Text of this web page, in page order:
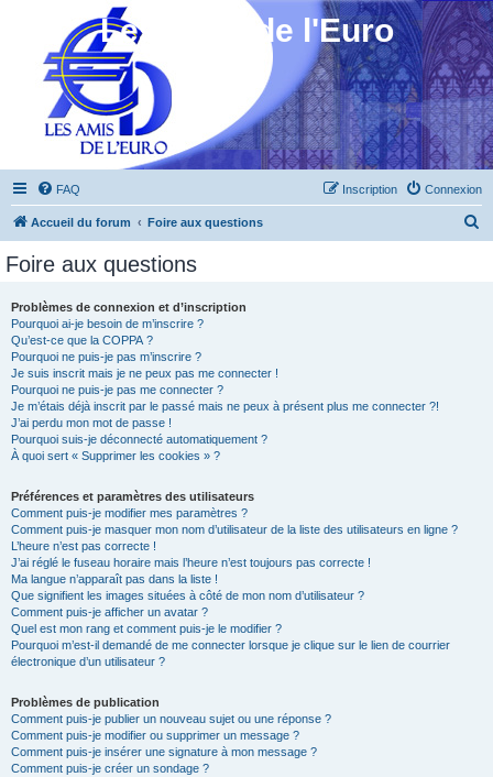
Les Amis de l'Euro
FAQ Connexion
Inscription
Accueil du forum Foire aux questions
Foire aux questions
Problèmes de connexion et d’inscription
Pourquoi ai-je besoin de m’inscrire ?
Qu’est-ce que la COPPA ?
Pourquoi ne puis-je pas m’inscrire ?
Je suis inscrit mais je ne peux pas me connecter !
Pourquoi ne puis-je pas me connecter ?
Je m’étais déjà inscrit par le passé mais ne peux à présent plus me connecter ?!
J’ai perdu mon mot de passe !
Pourquoi suis-je déconnecté automatiquement ?
À quoi sert « Supprimer les cookies » ?
Préférences et paramètres des utilisateurs
Comment puis-je modifier mes paramètres ?
Comment puis-je masquer mon nom d’utilisateur de la liste des utilisateurs en ligne ?
L’heure n’est pas correcte !
J’ai réglé le fuseau horaire mais l’heure n’est toujours pas correcte !
Ma langue n’apparaît pas dans la liste !
Que signifient les images situées à côté de mon nom d’utilisateur ?
Comment puis-je afficher un avatar ?
Quel est mon rang et comment puis-je le modifier ?
Pourquoi m’est-il demandé de me connecter lorsque je clique sur le lien de courrier
électronique d’un utilisateur ?
Problèmes de publication
Comment puis-je publier un nouveau sujet ou une réponse ?
Comment puis-je modifier ou supprimer un message ?
Comment puis-je insérer une signature à mon message ?
Comment puis-je créer un sondage ?